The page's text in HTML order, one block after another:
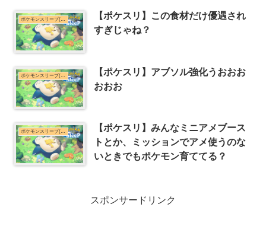
ポケモンスリープ(ポケスリ)まとめ
【ポケスリ】この食材だけ優遇され
すぎじゃね？
【ポケスリ】アブソル強化うおおお
おおお
ポケモンスリープ(ポケスリ)まとめ
【ポケスリ】みんなミニアメブース
トとか、ミッションでアメ使うのな
いときでもポケモン育ててる？
スポンサードリンク